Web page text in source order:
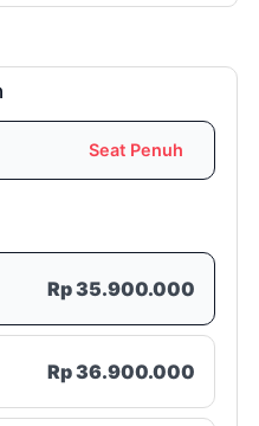
(bagi yang sudah
(sepuluh juta
persen)
Room List
Seat Penuh
Rp 35.900.000
Rp 36.900.000